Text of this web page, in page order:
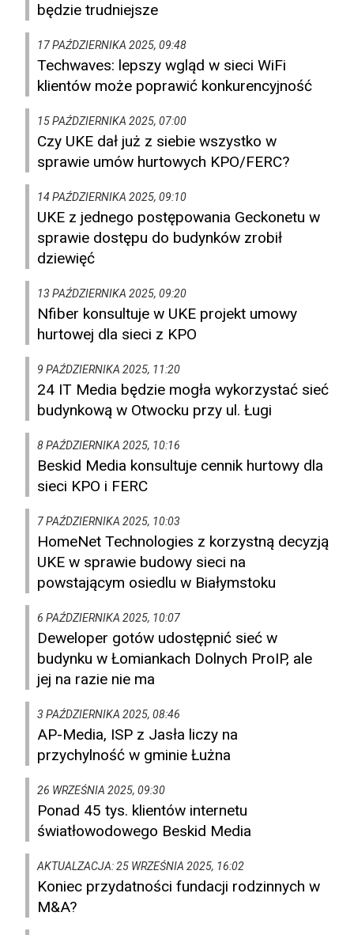
będzie trudniejsze
17 PAŹDZIERNIKA 2025, 09:48
Techwaves: lepszy wgląd w sieci WiFi
klientów może poprawić konkurencyjność
15 PAŹDZIERNIKA 2025, 07:00
Czy UKE dał już z siebie wszystko w
sprawie umów hurtowych KPO/FERC?
14 PAŹDZIERNIKA 2025, 09:10
UKE z jednego postępowania Geckonetu w
sprawie dostępu do budynków zrobił
dziewięć
13 PAŹDZIERNIKA 2025, 09:20
Nfiber konsultuje w UKE projekt umowy
hurtowej dla sieci z KPO
9 PAŹDZIERNIKA 2025, 11:20
24 IT Media będzie mogła wykorzystać sieć
budynkową w Otwocku przy ul. Ługi
8 PAŹDZIERNIKA 2025, 10:16
Beskid Media konsultuje cennik hurtowy dla
sieci KPO i FERC
7 PAŹDZIERNIKA 2025, 10:03
HomeNet Technologies z korzystną decyzją
UKE w sprawie budowy sieci na
powstającym osiedlu w Białymstoku
6 PAŹDZIERNIKA 2025, 10:07
Deweloper gotów udostępnić sieć w
budynku w Łomiankach Dolnych ProIP, ale
jej na razie nie ma
3 PAŹDZIERNIKA 2025, 08:46
AP-Media, ISP z Jasła liczy na
przychylność w gminie Łużna
26 WRZEŚNIA 2025, 09:30
Ponad 45 tys. klientów internetu
światłowodowego Beskid Media
AKTUALZACJA: 25 WRZEŚNIA 2025, 16:02
Koniec przydatności fundacji rodzinnych w
M&A?